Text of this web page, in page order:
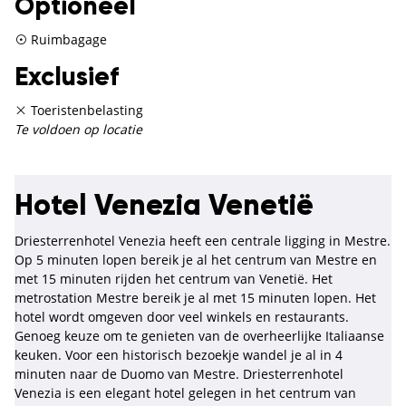
Optioneel
Ruimbagage
Exclusief
Toeristenbelasting
Te voldoen op locatie
Hotel Venezia Venetië
Driesterrenhotel Venezia heeft een centrale ligging in Mestre.
Op 5 minuten lopen bereik je al het centrum van Mestre en
met 15 minuten rijden het centrum van Venetië. Het
metrostation Mestre bereik je al met 15 minuten lopen. Het
hotel wordt omgeven door veel winkels en restaurants.
Genoeg keuze om te genieten van de overheerlijke Italiaanse
keuken. Voor een historisch bezoekje wandel je al in 4
minuten naar de Duomo van Mestre. Driesterrenhotel
Venezia is een elegant hotel gelegen in het centrum van